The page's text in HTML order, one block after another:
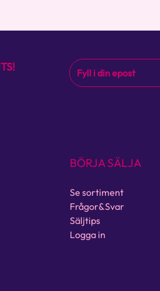
BÖRJA SÄLJA
Se sortiment
Frågor&Svar
Säljtips
Logga in